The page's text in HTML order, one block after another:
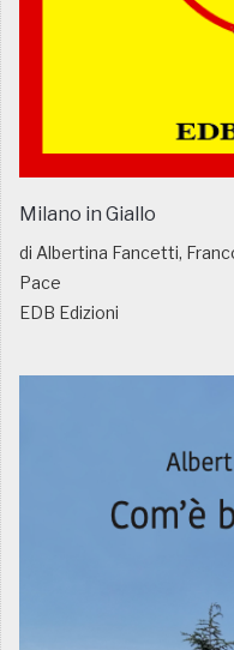
Milano in Giallo
di Albertina Fancetti,
Pace
EDB Edizioni